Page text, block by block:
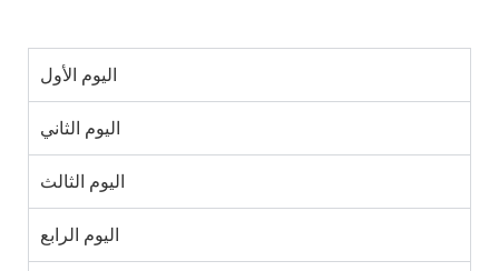
اليوم الأول
اليوم الثاني
اليوم الثالث
اليوم الرابع